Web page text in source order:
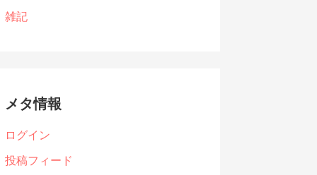
雑記
メタ情報
ログイン
投稿フィード